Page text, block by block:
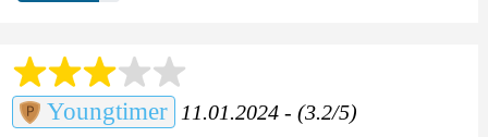
Youngtimer
11.01.2024 - (3.2/5)